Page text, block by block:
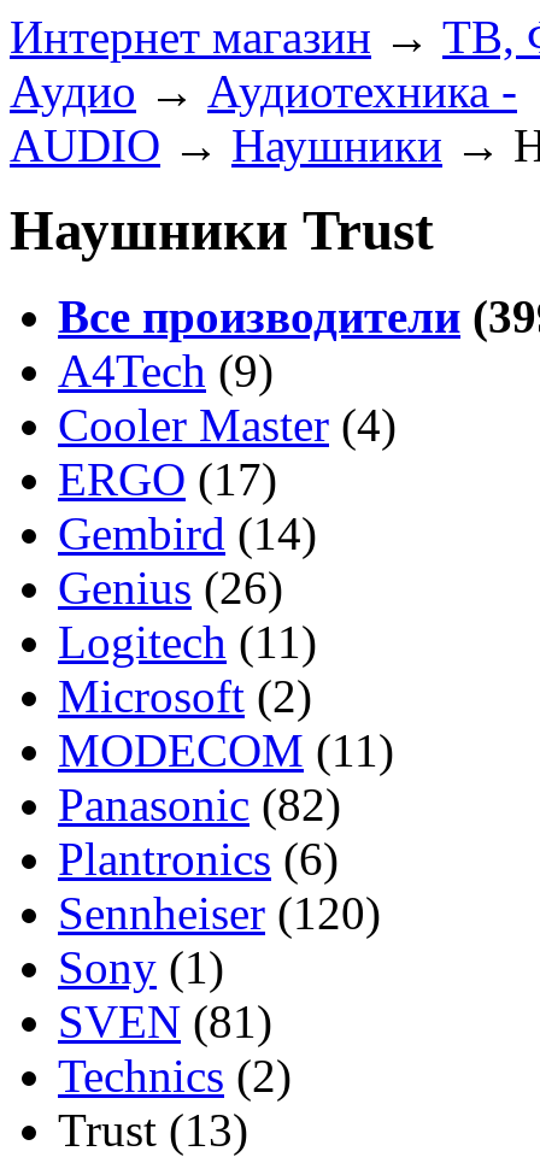
Интернет магазин → ТВ,
Аудио → Аудиотехника -
AUDIO → Наушники →
Наушники Trust
Все производители
A4Tech (9)
Cooler Master (4)
ERGO (17)
Gembird (14)
Genius (26)
Logitech (11)
Microsoft (2)
MODECOM (11)
Panasonic (82)
Plantronics (6)
Sennheiser (120)
Sony (1)
SVEN (81)
Technics (2)
Trust (13)